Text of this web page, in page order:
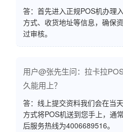
答：首先进入正规POS机办理
方式、收货地址等信息，确保
过审核。
用户@张先生问：拉卡拉
久能用上？
答：线上提交资料我们会在当
方式将POS机送到您手上，通
后服务热线为4006689516。